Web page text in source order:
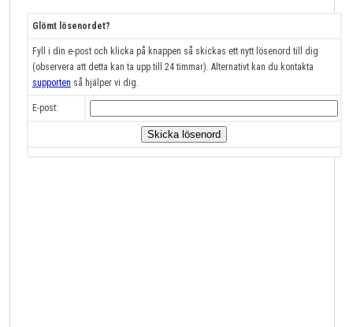
Glömt lösenordet?
Fyll i din e-post och klicka på knappen så skickas ett nytt lösenord till dig
(observera att detta kan ta upp till 24 timmar). Alternativt kan du kontakta
supporten så hjälper vi dig.
E-post: